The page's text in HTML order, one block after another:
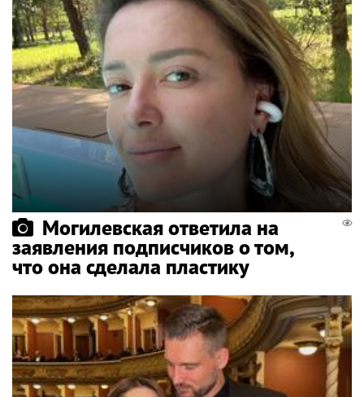
Могилевская ответила на
заявления подписчиков о том,
что она сделала пластику